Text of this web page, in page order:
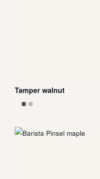
Tamper walnut